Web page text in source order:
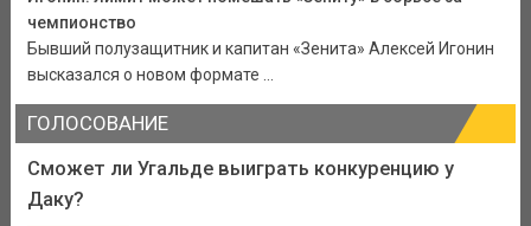
чемпионство
Бывший полузащитник и капитан «Зенита» Алексей Игонин
высказался о новом формате ...
ГОЛОСОВАНИЕ
Сможет ли Угальде выиграть конкуренцию у
Даку?